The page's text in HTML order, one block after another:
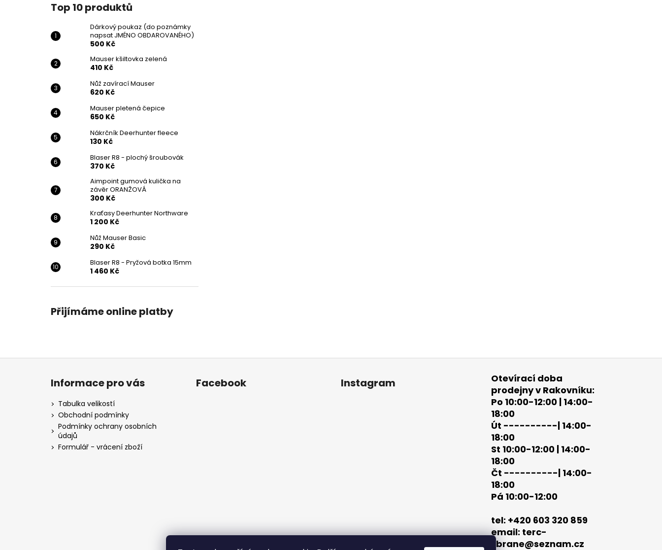
Top 10 produktů
Dárkový poukaz (do poznámky
napsat JMÉNO OBDAROVANÉHO)
500 Kč
Mauser kšiltovka zelená
410 Kč
Nůž zavírací Mauser
620 Kč
Mauser pletená čepice
650 Kč
Nákrčník Deerhunter fleece
130 Kč
Blaser R8 - plochý šroubovák
370 Kč
Aimpoint gumová kulička na
závěr ORANŽOVÁ
300 Kč
Kraťasy Deerhunter Northware
1 200 Kč
Nůž Mauser Basic
290 Kč
Blaser R8 - Pryžová botka 15mm
1 460 Kč
Přijímáme online platby
Z
Informace pro vás
Tabulka velikostí
Obchodní podmínky
Podmínky ochrany osobních
údajů
Formulář - vrácení zboží
Facebook Instagram
Otevírací doba
prodejny v Rakovníku:
Po 10:00-12:00 | 14:00-
18:00
Út ----------| 14:00-
18:00
St 10:00-12:00 | 14:00-
18:00
Čt ----------| 14:00-
18:00
Pá 10:00-12:00
tel: +420 603 320 859
email: terc-
zbrane@seznam.cz